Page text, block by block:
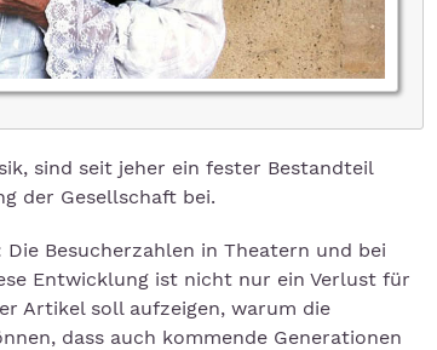
sind seit jeher ein fester Bestandteil
der Gesellschaft bei.
Besucherzahlen in Theatern und bei
Entwicklung ist nicht nur ein Verlust für
Artikel soll aufzeigen, warum die
dass auch kommende Generationen